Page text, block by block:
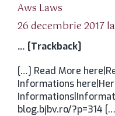
Aws Laws
26 decembrie 2017
… [Trackback]
[…] Read More
Informations
blog.bjbv.ro/?p=314